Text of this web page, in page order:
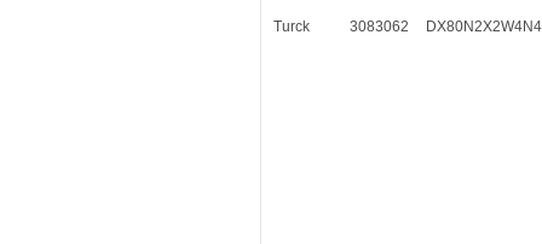
Turck 3083062 DX80N2X2W4N4